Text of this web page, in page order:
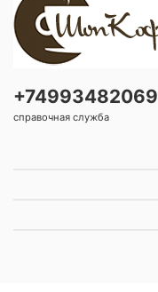
+74993482069
справочная служба